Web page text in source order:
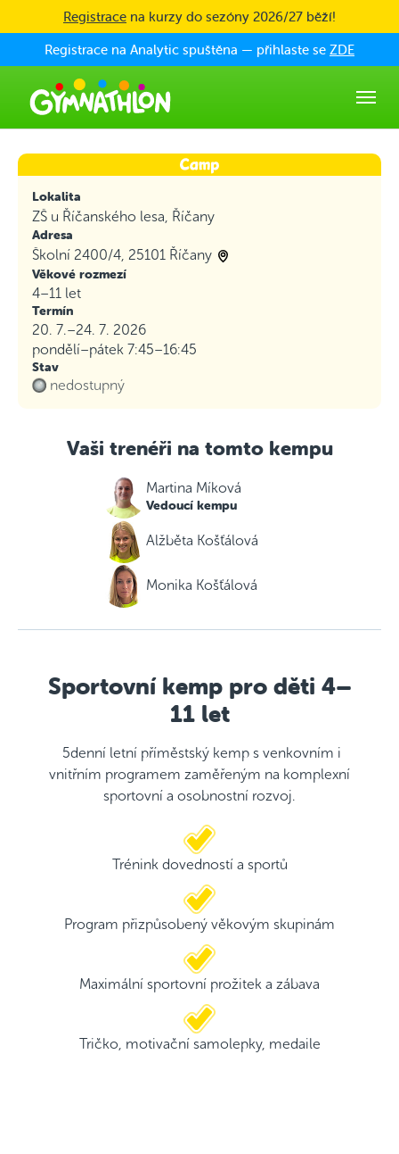
Skip to main content
Registrace na kurzy do sezóny 2026/27 běží!
Registrace na Analytic spuštěna — přihlaste se ZDE
Lokalita
ZŠ u Říčanského lesa, Říčany
Adresa
Školní 2400/4, 25101 Říčany
Věkové rozmezí
4–11 let
Termín
20. 7.–24. 7. 2026
pondělí–pátek 7:45–16:45
Stav
nedostupný
Vaši trenéři na tomto kempu
Martina Míková
Vedoucí kempu
Alžběta Košťálová
Monika Košťálová
Sportovní kemp pro děti 4–
11 let
5denní letní příměstský kemp s venkovním i
vnitřním programem zaměřeným na komplexní
sportovní a osobnostní rozvoj.
Trénink dovedností a sportů
Program přizpůsobený věkovým skupinám
Maximální sportovní prožitek a zábava
Tričko, motivační samolepky, medaile